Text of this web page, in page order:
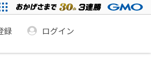
録 ログイン